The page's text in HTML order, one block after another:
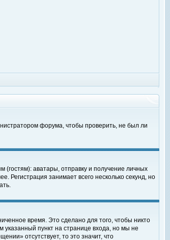
форума, чтобы проверить, не был ли
аватары, отправку и получение личных
Регистрация занимает всего несколько секунд, но
время. Это сделано для того, чтобы никто
указанный пункт на странице входа, но мы не
отсутствует, то это значит, что